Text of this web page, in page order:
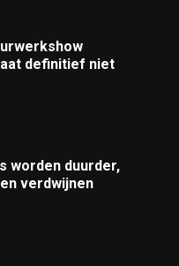
definitief niet
worden duurder,
verdwijnen